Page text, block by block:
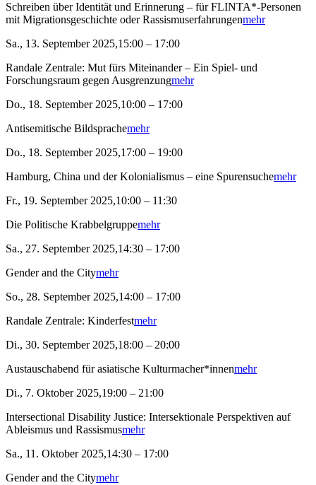
Schreiben über Identität und Erinnerung – für FLINTA*-Personen
mit Migrationsgeschichte oder Rassismuserfahrungenmehr
Sa., 13. September 2025,15:00 – 17:00
Randale Zentrale: Mut fürs Miteinander – Ein Spiel- und
Forschungsraum gegen Ausgrenzungmehr
Do., 18. September 2025,10:00 – 17:00
Antisemitische Bildsprachemehr
Do., 18. September 2025,17:00 – 19:00
Hamburg, China und der Kolonialismus – eine Spurensuchemehr
Fr., 19. September 2025,10:00 – 11:30
Die Politische Krabbelgruppemehr
Sa., 27. September 2025,14:30 – 17:00
Gender and the Citymehr
So., 28. September 2025,14:00 – 17:00
Randale Zentrale: Kinderfestmehr
Di., 30. September 2025,18:00 – 20:00
Austauschabend für asiatische Kulturmacher*innenmehr
Di., 7. Oktober 2025,19:00 – 21:00
Intersectional Disability Justice: Intersektionale Perspektiven auf
Ableismus und Rassismusmehr
Sa., 11. Oktober 2025,14:30 – 17:00
Gender and the Citymehr